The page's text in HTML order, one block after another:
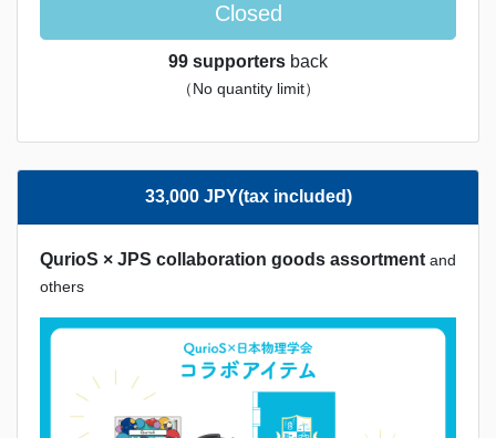
Closed
99 supporters back
（No quantity limit）
33,000 JPY(tax included)
QurioS × JPS collaboration goods assortment and
others